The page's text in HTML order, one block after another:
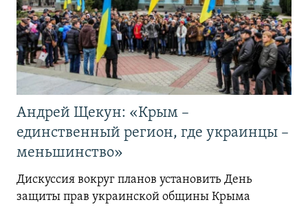
Андрей Щекун: «Крым –
единственный регион, где украинцы –
меньшинство»
Дискуссия вокруг планов установить День
защиты прав украинской общины Крыма